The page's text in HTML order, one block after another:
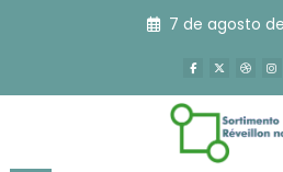
7 de agosto